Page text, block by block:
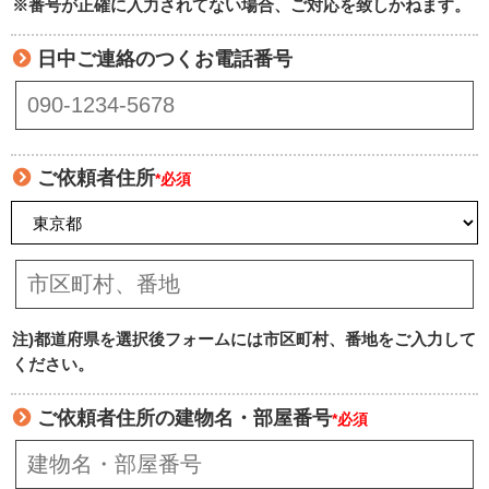
※番号が正確に入力されてない場合、ご対応を致しかねます。
日中ご連絡のつくお電話番号
ご依頼者住所*必須
注)都道府県を選択後フォームには市区町村、番地をご入力して
ください。
ご依頼者住所の建物名・部屋番号*必須